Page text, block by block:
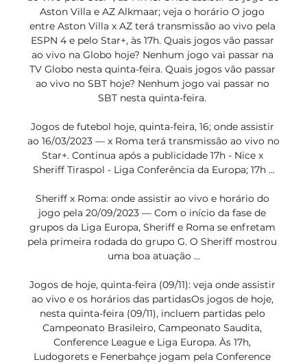
Aston Villa e AZ Alkmaar; veja o horário O jogo
entre Aston Villa x AZ terá transmissão ao vivo pela
ESPN 4 e pelo Star+, às 17h. Quais jogos vão passar
ao vivo na Globo hoje? Nenhum jogo vai passar na
TV Globo nesta quinta-feira. Quais jogos vão passar
ao vivo no SBT hoje? Nenhum jogo vai passar no
SBT nesta quinta-feira.
Jogos de futebol hoje, quinta-feira, 16; onde assistir
ao 16/03/2023 — x Roma terá transmissão ao vivo no
Star+. Continua após a publicidade 17h - Nice x
Sheriff Tiraspol - Liga Conferência da Europa; 17h ...
Sheriff x Roma: onde assistir ao vivo e horário do
jogo pela 20/09/2023 — Com o início da fase de
grupos da Liga Europa, Sheriff e Roma se enfretam
pela primeira rodada do grupo G. O Sheriff mostrou
uma boa atuação ...
Jogos de hoje, quinta-feira (09/11): veja onde assistir
ao vivo e os horários das partidasOs jogos de hoje,
nesta quinta-feira (09/11), incluem partidas pelo
Campeonato Brasileiro, Campeonato Saudita,
Conference League e Liga Europa. Às 17h,
Ludogorets e Fenerbahçe jogam pela Conference